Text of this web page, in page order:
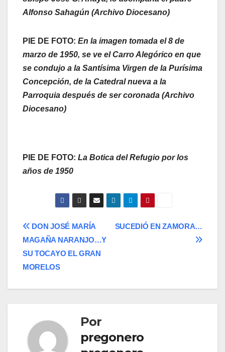
Alfonso Sahagún (Archivo Diocesano)
PIE DE FOTO: En la imagen tomada el 8 de
marzo de 1950, se ve el Carro Alegórico en que
se condujo a la Santísima Virgen de la Purísima
Concepción, de la Catedral nueva a la
Parroquia después de ser coronada (Archivo
Diocesano)
PIE DE FOTO: La Botica del Refugio por los
años de 1950
Navegación
de
entradas
SUCEDIÓ EN ZAMORA…
DON JOSÉ MARÍA
MAGAÑA NARANJO…Y
SU TOCAYO EL GRAN
MORELOS
Por
pregonero